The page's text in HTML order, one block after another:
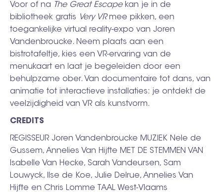
Voor of na The Great Escapekan je in de
bibliotheek gratis Very VRmee pikken, een
toegankelijke virtual reality-expo van Joren
Vandenbroucke. Neem plaats aan een
bistrotafeltje, kies een VR-ervaring van de
menukaart en laat je begeleiden door een
behulpzame ober. Van documentaire tot dans, van
animatie tot interactieve installaties: je ontdekt de
veelzijdigheid van VR als kunstvorm.
CREDITS
REGISSEUR Joren Vandenbroucke MUZIEK Nele de
Gussem, Annelies Van Hijfte MET DE STEMMEN VAN
Isabelle Van Hecke, Sarah Vandeursen, Sam
Louwyck, Ilse de Koe, Julie Delrue, Annelies Van
Hijfte en Chris Lomme TAAL West-Vlaams